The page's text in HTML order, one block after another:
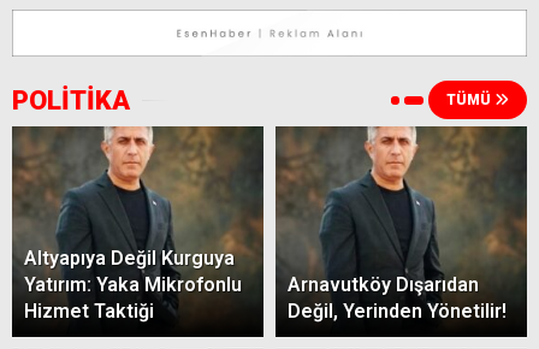
POLİTİKA TÜMÜ
Altyapıya Değil Kurguya
Yatırım: Yaka Mikrofonlu
Hizmet Taktiği
Arnavutköy Dışarıdan
Değil, Yerinden Yönetilir!